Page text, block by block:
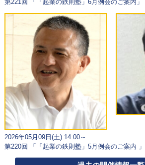
第221回 「「起業の鉄則塾」6月例会のご案内」
2026年05月09日(土) 14:00～
第220回 「「起業の鉄則塾」5月例会のご案内 」